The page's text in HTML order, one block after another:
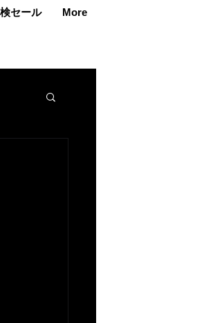
セール More
ンス